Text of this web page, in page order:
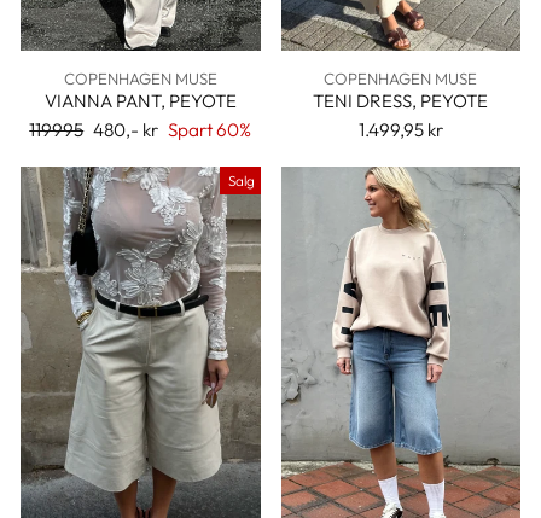
COPENHAGEN MUSE
VIANNA PANT, PEYOTE
Ordinær
119995 Salgspris
480,- kr Spart 60%
COPENHAGEN MUSE
TENI DRESS, PEYOTE
1.499,95 kr
Salg